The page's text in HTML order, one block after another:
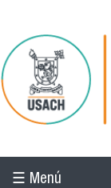
Pasar al
☰ Menú